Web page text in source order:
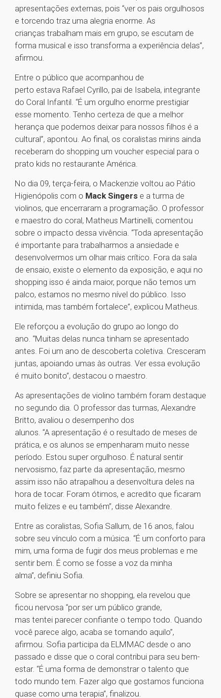
apresentações externas, pois “ver os pais orgulhosos
e torcendo traz uma alegria enorme. As
crianças trabalham mais em grupo, se escutam de
forma musical e isso transforma a experiência delas”,
afirmou.
Entre o público que acompanhou de
perto estava Rafael Cyrillo, pai de Isabela, integrante
do Coral Infantil. “É um orgulho enorme prestigiar
esse momento. Tenho certeza de que a melhor
herança que podemos deixar para nossos filhos é a
cultural”, apontou. Ao final, os coralistas mirins ainda
receberam do shopping um voucher especial para o
prato kids no restaurante América.
No dia 09, terça-feira, o Mackenzie voltou ao Pátio
Higienópolis com o Mack Singers e a turma de
violinos, que encerraram a programação. O professor
e maestro do coral, Matheus Martinelli, comentou
sobre o impacto dessa vivência. “Toda apresentação
é importante para trabalharmos a ansiedade e
desenvolvermos um olhar mais crítico. Fora da sala
de ensaio, existe o elemento da exposição, e aqui no
shopping isso é ainda maior, porque não temos um
palco, estamos no mesmo nível do público. Isso
intimida, mas também fortalece”, explicou Matheus.
Ele reforçou a evolução do grupo ao longo do
ano. “Muitas delas nunca tinham se apresentado
antes. Foi um ano de descoberta coletiva. Cresceram
juntas, apoiando umas às outras. Ver essa evolução
é muito bonito”, destacou o maestro.
As apresentações de violino também foram destaque
no segundo dia. O professor das turmas, Alexandre
Britto, avaliou o desempenho dos
alunos. “A apresentação é o resultado de meses de
prática, e os alunos se empenharam muito nesse
período. Estou super orgulhoso. É natural sentir
nervosismo, faz parte da apresentação, mesmo
assim isso não atrapalhou a desenvoltura deles na
hora de tocar. Foram ótimos, e acredito que ficaram
muito felizes e eu também”, disse Alexandre.
Entre as coralistas, Sofia Sallum, de 16 anos, falou
sobre seu vínculo com a música. “É um conforto para
mim, uma forma de fugir dos meus problemas e me
sentir bem. É como se fosse a voz da minha
alma”, definiu Sofia.
Sobre se apresentar no shopping, ela revelou que
ficou nervosa “por ser um público grande,
mas tentei parecer confiante o tempo todo. Quando
você parece algo, acaba se tornando aquilo”,
afirmou. Sofia participa da ELMMAC desde o ano
passado e disse que o coral contribui para seu bem-
estar. “É uma forma de demonstrar o talento que
todo mundo tem. Fazer algo que gostamos funciona
quase como uma terapia”, finalizou.